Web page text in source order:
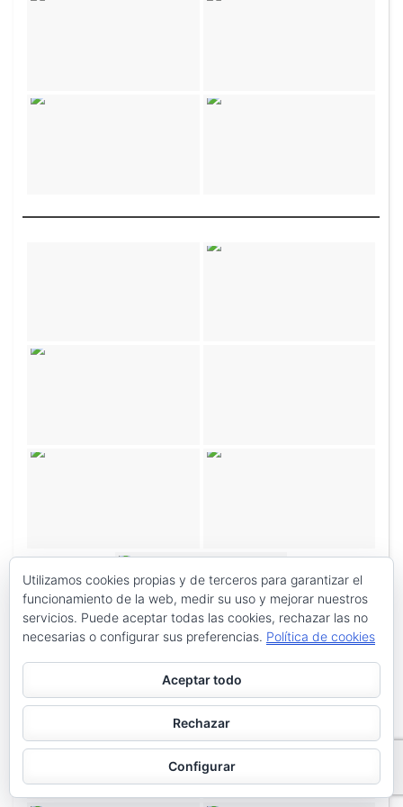
Utilizamos cookies propias y de terceros para garantizar el
funcionamiento de la web, medir su uso y mejorar nuestros
servicios. Puede aceptar todas las cookies, rechazar las no
necesarias o configurar sus preferencias. Política de cookies
Aceptar todo
Rechazar
Configurar